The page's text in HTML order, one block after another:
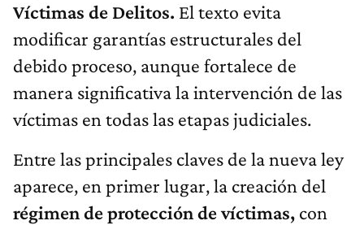
Víctimas de Delitos. El texto evita
modificar garantías estructurales del
debido proceso, aunque fortalece de
manera significativa la intervención de las
víctimas en todas las etapas judiciales.
Entre las principales claves de la nueva ley
aparece, en primer lugar, la creación del
régimen de protección de víctimas, con